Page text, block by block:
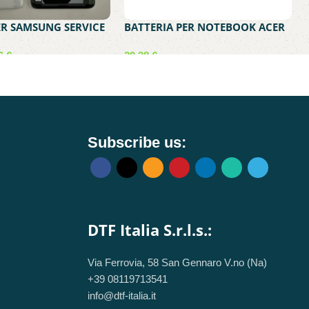
SAMSUNG SERVICE
S21 5G PHANTOM
24520C
€
BATTERIA PER NOTEBOOK ACER
COMPATIBILE CON AS16A5K-
4S1P – ACER ASPIRE E 15 17
29,28 €
Subscribe us:
DTF Italia S.r.l.s.:
Via Ferrovia, 58 San Gennaro V.no (Na)
+39 08119713541
info@dtf-italia.it